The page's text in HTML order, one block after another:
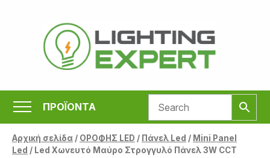
περιεχόμενο
ΠΡΟΪΟΝΤΑ
Αρχική σελίδα/ ΟΡΟΦΗΣ LED / Πάνελ Led / Mini Panel
Led / Led Χωνευτό Μαύρο Στρογγυλό Πάνελ 3W CCT